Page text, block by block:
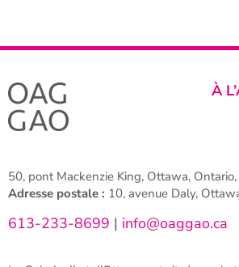
À
50, pont Mackenzie King, Ottawa,
Adresse postale : 10, avenue Daly,
613-233-8699 | info@oaggao.ca